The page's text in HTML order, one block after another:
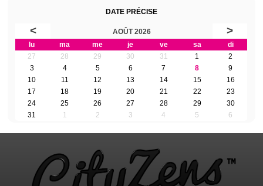
DATE PRÉCISE
< AOÛT 2026 >
lu ma me je ve sa
di
27
28 29 30 31 1
2
3
4 5 6 7 8
9
10
11 12 13 14 15
16
17
18 19 20 21 22
23
24
25 26 27 28 29
30
31
1 2 3 4 5 6